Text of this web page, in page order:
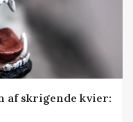
af skrigende kvier: